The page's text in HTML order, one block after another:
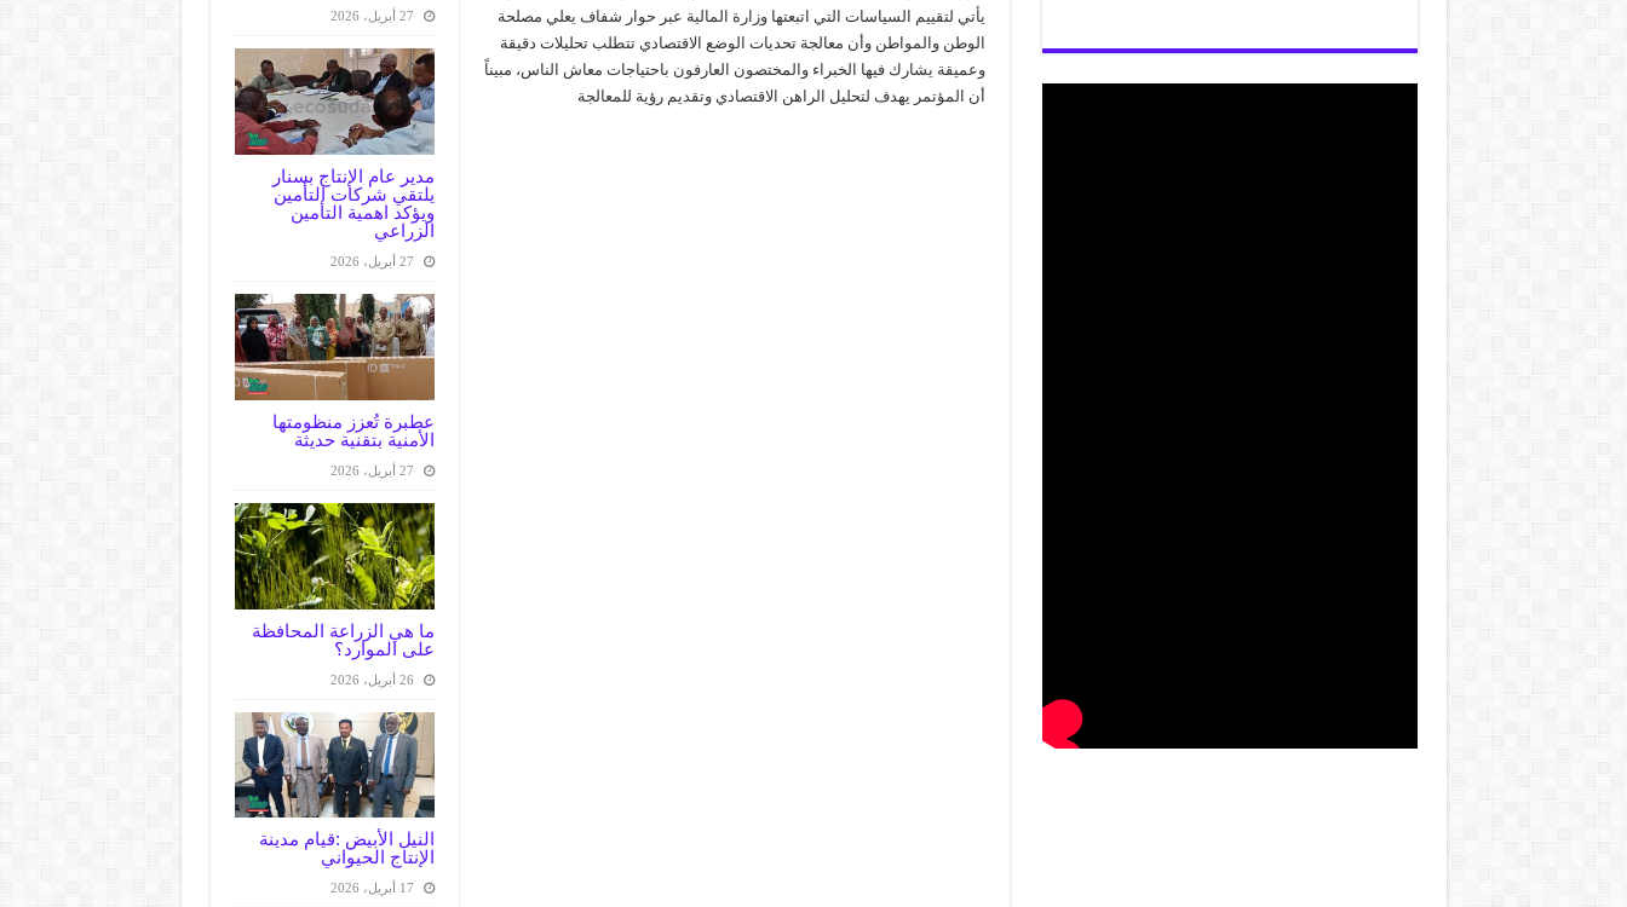
27 أبريل، 2026
مدير عام الإنتاج بسنار
يلتقي شركات التأمين
ويؤكد اهمية التأمين
الزراعي
27 أبريل، 2026
عطبرة تُعزز منظومتها
الأمنية بتقنية حديثة
27 أبريل، 2026
ما هي الزراعة المحافظة
على الموارد؟
26 أبريل، 2026
النيل الأبيض :قيام مدينة
الإنتاج الحيواني
17 أبريل، 2026
يأتي لتقييم السياسات التي اتبعتها وزارة المالية عبر حوار شفاف يعلي مصلحة
الوطن والمواطن وأن معالجة تحديات الوضع الاقتصادي تتطلب تحليلات دقيقة
وعميقة يشارك فيها الخبراء والمختصون العارفون باحتياجات معاش الناس، مبيناً
أن المؤتمر يهدف لتحليل الراهن الاقتصادي وتقديم رؤية للمعالجة